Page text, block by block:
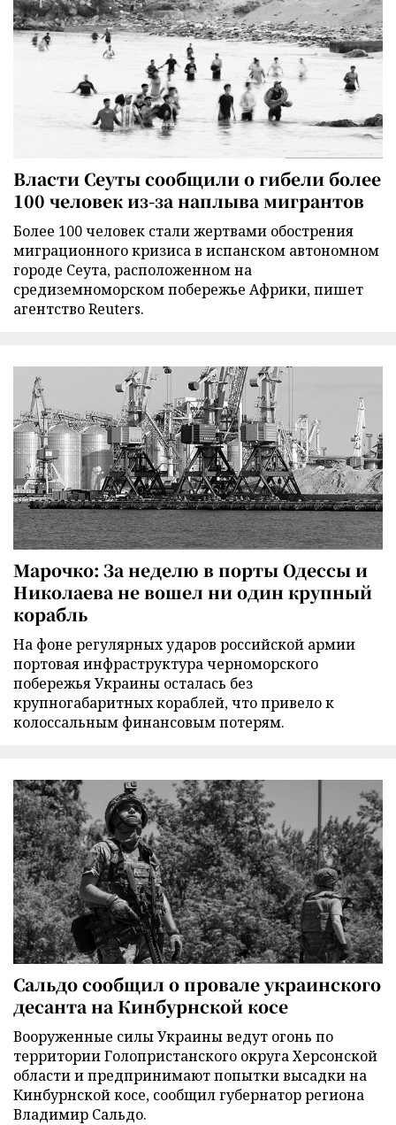
Власти Сеуты сообщили о гибели более
100 человек из-за наплыва мигрантов
Более 100 человек стали жертвами обострения
миграционного кризиса в испанском автономном
городе Сеута, расположенном на
средиземноморском побережье Африки, пишет
агентство Reuters.
Марочко: За неделю в порты Одессы и
Николаева не вошел ни один крупный
корабль
На фоне регулярных ударов российской армии
портовая инфраструктура черноморского
побережья Украины осталась без
крупногабаритных кораблей, что привело к
колоссальным финансовым потерям.
Сальдо сообщил о провале украинского
десанта на Кинбурнской косе
Вооруженные силы Украины ведут огонь по
территории Голопристанского округа Херсонской
области и предпринимают попытки высадки на
Кинбурнской косе, сообщил губернатор региона
Владимир Сальдо.